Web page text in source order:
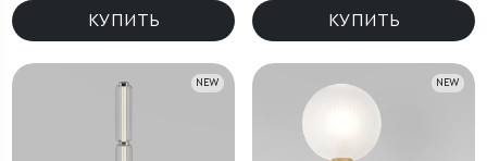
КУПИТЬ КУПИТЬ
NEW NEW